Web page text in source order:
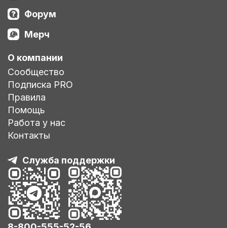
Форум
Мерч
О компании
Сообщество
Подписка PRO
Правила
Помощь
Работа у нас
Контакты
Служба поддержки